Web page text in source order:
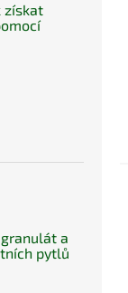
získat
a
pytlů